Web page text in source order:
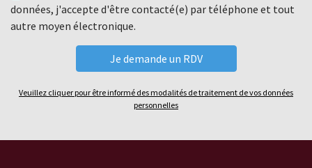
données, j'accepte d'être contacté(e) par téléphone et tout
autre moyen électronique.
Veuillez cliquer pour être informé des modalités de traitement de vos données
personnelles